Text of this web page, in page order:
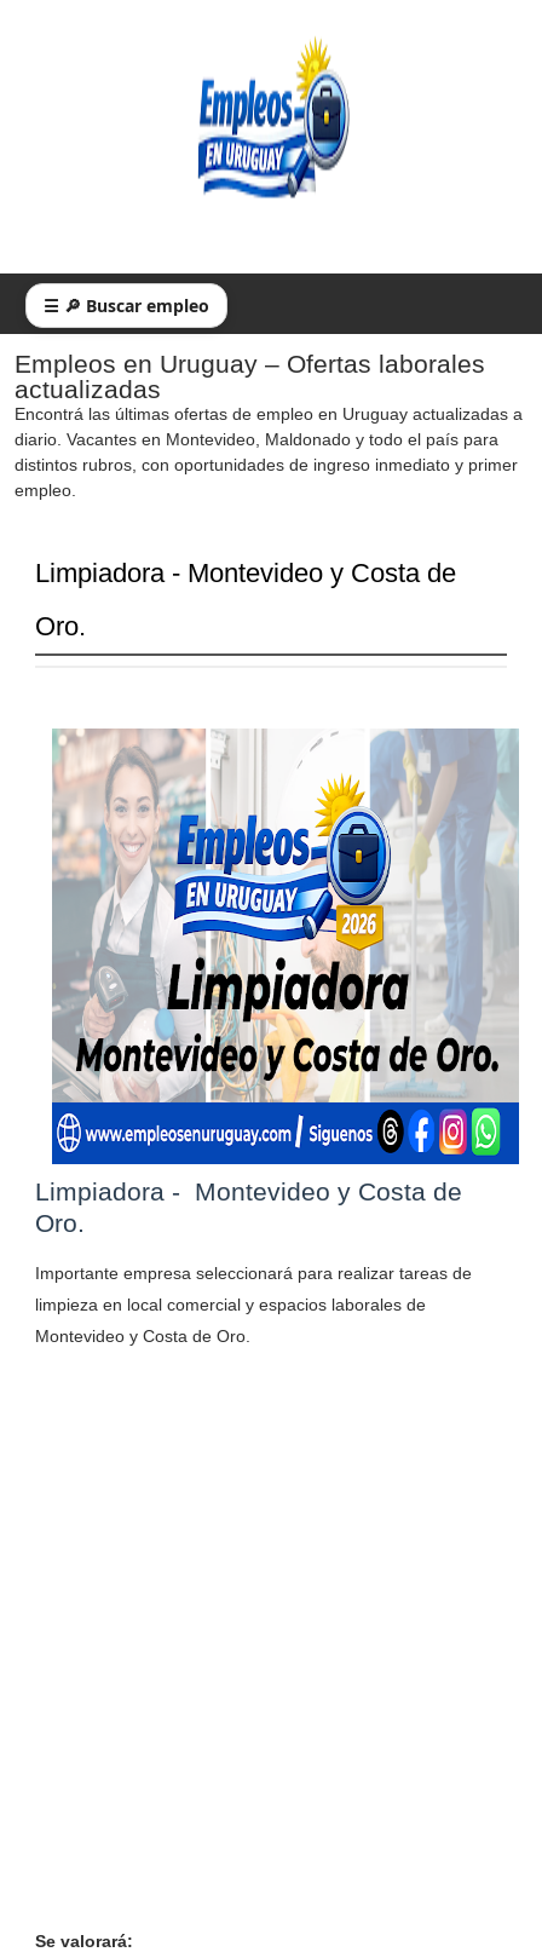
☰ 🔎 Buscar empleo
Empleos en Uruguay – Ofertas laborales
actualizadas
Encontrá las últimas ofertas de empleo en Uruguay actualizadas a
diario. Vacantes en Montevideo, Maldonado y todo el país para
distintos rubros, con oportunidades de ingreso inmediato y primer
empleo.
Limpiadora - Montevideo y Costa de
Oro.
Limpiadora - Montevideo y Costa de
Oro.
Importante empresa seleccionará para realizar tareas de
limpieza en local comercial y espacios laborales de
Montevideo y Costa de Oro.
Se valorará: